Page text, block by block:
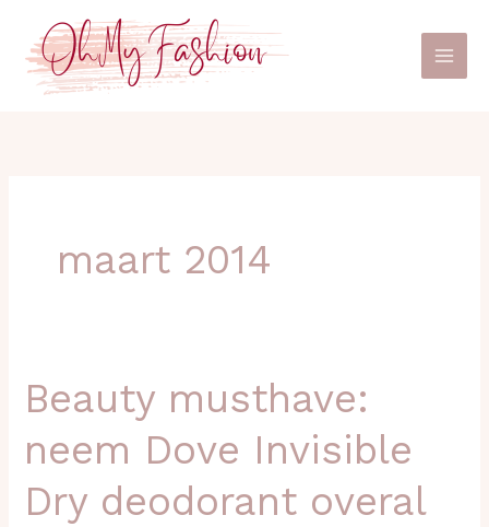
inhoud
maart 2014
Beauty musthave:
neem Dove Invisible
Dry deodorant overal
Beauty
musthave:
neem
Invisible